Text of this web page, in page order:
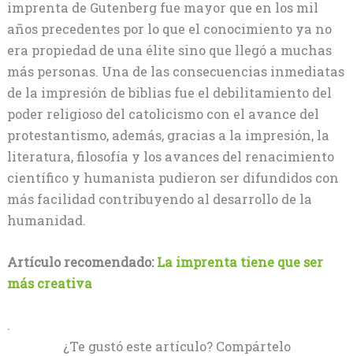
imprenta de Gutenberg fue mayor que en los mil
años precedentes por lo que el conocimiento ya no
era propiedad de una élite sino que llegó a muchas
más personas. Una de las consecuencias inmediatas
de la impresión de biblias fue el debilitamiento del
poder religioso del catolicismo con el avance del
protestantismo, además, gracias a la impresión, la
literatura, filosofía y los avances del renacimiento
científico y humanista pudieron ser difundidos con
más facilidad contribuyendo al desarrollo de la
humanidad.
Artículo recomendado:La imprenta tiene que ser
más creativa
.
¿Te gustó este artículo? Compártelo